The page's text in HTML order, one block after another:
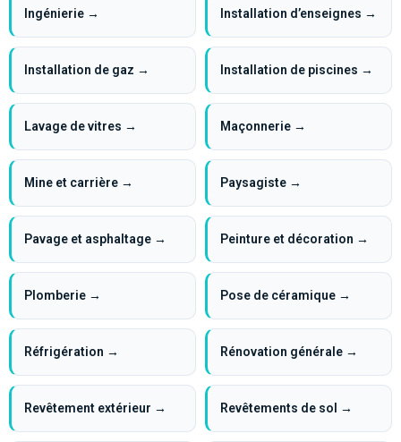
Ingénierie → Installation d’enseignes →
Installation de gaz → Installation de piscines →
Lavage de vitres → Maçonnerie →
Mine et carrière → Paysagiste →
Pavage et asphaltage → Peinture et décoration →
Plomberie → Pose de céramique →
Réfrigération → Rénovation générale →
Revêtement extérieur → Revêtements de sol →